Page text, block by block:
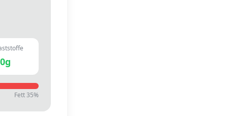
0g
Fett35%